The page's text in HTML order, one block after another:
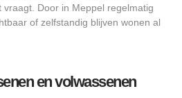
Door in Meppel regelmatig
of zelfstandig blijven wonen al
en volwassenen